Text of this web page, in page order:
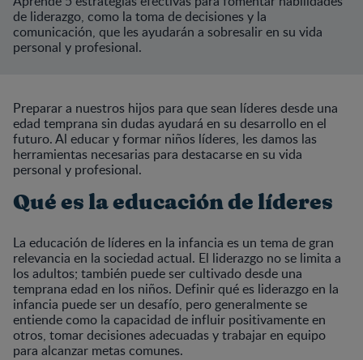
de liderazgo, como la toma de decisiones y la
comunicación, que les ayudarán a sobresalir en su vida
personal y profesional.
Preparar a nuestros hijos para que sean líderes desde una
edad temprana sin dudas ayudará en su desarrollo en el
futuro. Al educar y formar niños líderes, les damos las
herramientas necesarias para destacarse en su vida
personal y profesional.
Qué es la educación de líderes
La educación de líderes en la infancia es un tema de gran
relevancia en la sociedad actual. El liderazgo no se limita a
los adultos; también puede ser cultivado desde una
temprana edad en los niños. Definir qué es liderazgo en la
infancia puede ser un desafío, pero generalmente se
entiende como la capacidad de influir positivamente en
otros, tomar decisiones adecuadas y trabajar en equipo
para alcanzar metas comunes.